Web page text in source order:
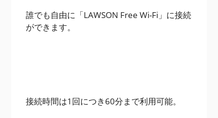
誰でも自由に「LAWSON Free Wi-Fi」に接続
ができます。
接続時間は1回につき60分まで利用可能。